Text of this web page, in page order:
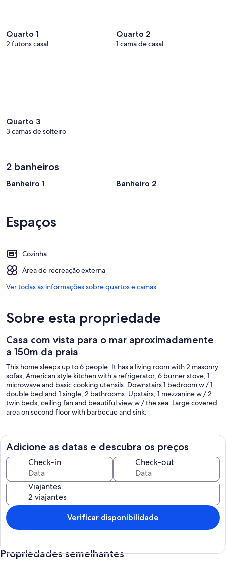
Quarto 1
2 futons casal
Quarto 2
1 cama de casal
Quarto 3
3 camas de solteiro
2 banheiros
Banheiro 1 Banheiro 2
Espaços
Cozinha
Área de recreação externa
Ver todas as informações sobre quartos e camas
Sobre esta propriedade
Casa com vista para o mar aproximadamente
a 150m da praia
This home sleeps up to 6 people. It has a living room with 2 masonry
sofas, American style kitchen with a refrigerator, 6 burner stove, 1
microwave and basic cooking utensils. Downstairs 1 bedroom w / 1
double bed and 1 single, 2 bathrooms. Upstairs, 1 mezzanine w / 2
twin beds, ceiling fan and beautiful view w / the sea. Large covered
area on second floor with barbecue and sink.
Adicione as datas e descubra os preços
Check-in Check-out
Viajantes
Verificar disponibilidade
Propriedades semelhantes